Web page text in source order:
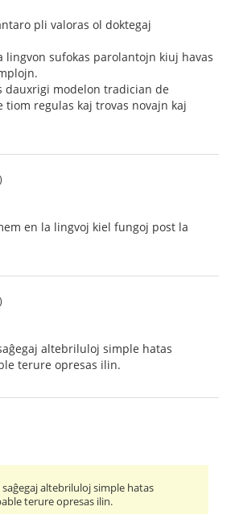
pli valoras ol doktegaj
lingvon sufokas parolantojn kiuj havas
dauxrigi modelon tradician de
tiom regulas kaj trovas novajn kaj
)
en la lingvoj kiel fungoj post la
)
altebriluloj simple hatas
terure opresas ilin.
saĝegaj altebriluloj simple hatas
terure opresas ilin.